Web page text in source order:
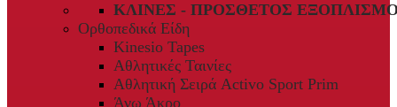
ΚΛΊΝΕΣ - ΠΡΌΣΘΕΤΟΣ
Ορθοπεδικά Είδη
Kinesio Tapes
Αθλητικές Ταινίες
Αθλητική Σειρά Activo Sport Prim
Άνω Άκρο